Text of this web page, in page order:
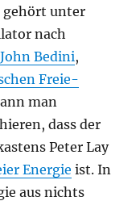
gehört unter
nach
John Bedini,
Freie-
man
dass der
Peter Lay
Energie ist. In
aus nichts